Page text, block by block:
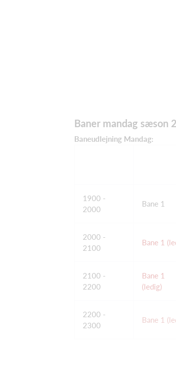
Baner mandag sæson
Baneudlejning Mandag:
1900 -
2000
Bane 1
2000 -
2100
Bane 1
2100 -
2200
Bane 1
(ledig)
2200 -
2300
Bane 1